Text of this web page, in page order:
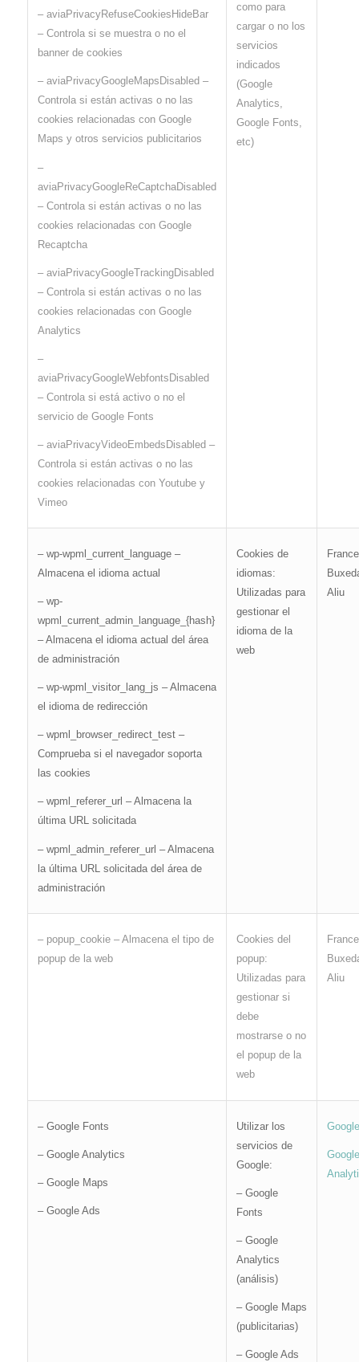
– aviaPrivacyRefuseCookiesHideBar
– Controla si se muestra o no el
banner de cookies
– aviaPrivacyGoogleMapsDisabled –
Controla si están activas o no las
cookies relacionadas con Google
Maps y otros servicios publicitarios
–
aviaPrivacyGoogleReCaptchaDisabled
– Controla si están activas o no las
cookies relacionadas con Google
Recaptcha
– aviaPrivacyGoogleTrackingDisabled
– Controla si están activas o no las
cookies relacionadas con Google
Analytics
–
aviaPrivacyGoogleWebfontsDisabled
– Controla si está activo o no el
servicio de Google Fonts
– aviaPrivacyVideoEmbedsDisabled –
Controla si están activas o no las
cookies relacionadas con Youtube y
Vimeo
como para
cargar o no los
servicios
indicados
(Google
Analytics,
Google Fonts,
etc)
– wp-wpml_current_language –
Almacena el idioma actual
– wp-
wpml_current_admin_language_{hash}
– Almacena el idioma actual del área
de administración
– wp-wpml_visitor_lang_js – Almacena
el idioma de redirección
– wpml_browser_redirect_test –
Comprueba si el navegador soporta
las cookies
– wpml_referer_url – Almacena la
última URL solicitada
– wpml_admin_referer_url – Almacena
la última URL solicitada del área de
administración
Cookies de
idiomas:
Utilizadas para
gestionar el
idioma de la
web
Aliu
– popup_cookie – Almacena el tipo de
popup de la web
Cookies del
popup:
Utilizadas para
gestionar si
debe
mostrarse o no
el popup de la
web
Aliu
– Google Fonts
– Google Analytics
– Google Maps
– Google Ads
Utilizar los
servicios de
Google:
– Google
Fonts
– Google
Analytics
(análisis)
– Google Maps
(publicitarias)
– Google Ads
Google
Google